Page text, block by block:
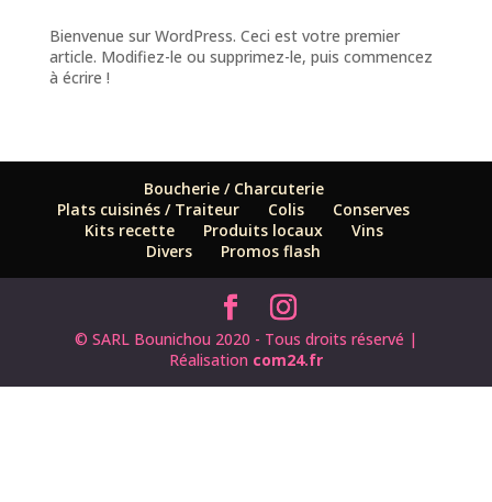
Bienvenue sur WordPress. Ceci est votre premier
article. Modifiez-le ou supprimez-le, puis commencez
à écrire !
Boucherie / Charcuterie
Plats cuisinés / Traiteur
Colis
Conserves
Kits recette
Produits locaux
Vins
Divers
Promos flash
© SARL Bounichou 2020 - Tous droits réservé |
Réalisation com24.fr